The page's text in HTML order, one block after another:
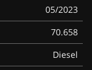
05/2023
70.658
Diesel